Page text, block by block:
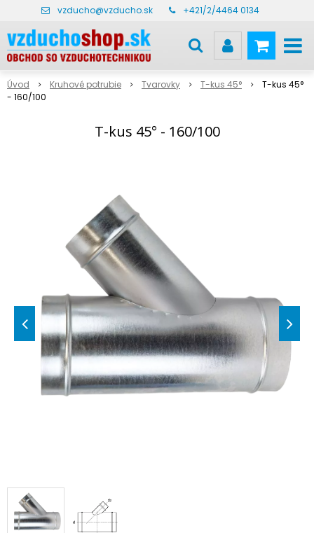
vzducho@vzducho.sk +421/2/4464 0134
Úvod Kruhové potrubie Tvarovky T-kus 45°
T-kus 45°
- 160/100
T-kus 45° - 160/100